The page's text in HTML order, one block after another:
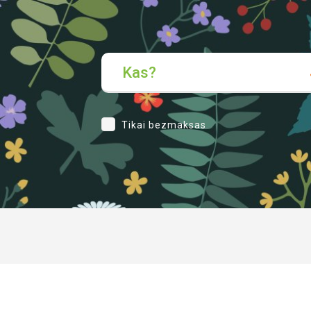
Kas?
Tikai bezmaksas